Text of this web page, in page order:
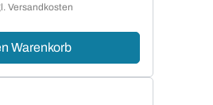
Versandkosten
Warenkorb